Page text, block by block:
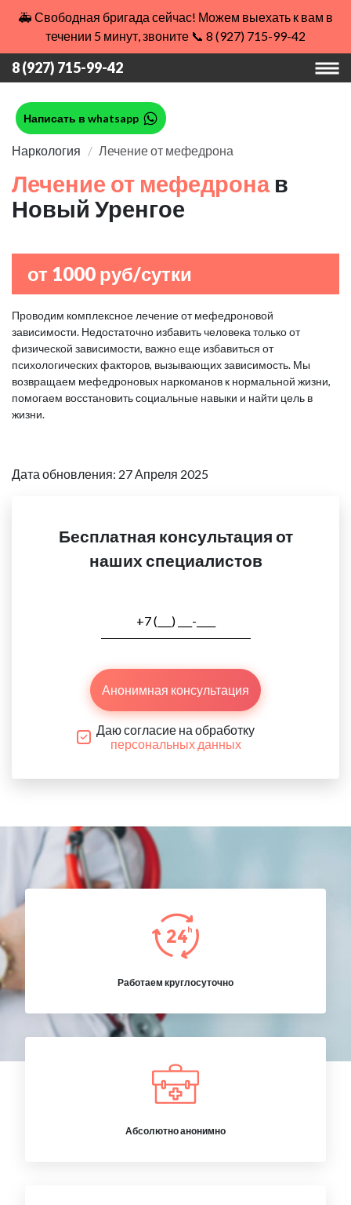
🚑 Свободная бригада сейчас! Можем выехать к вам в
течении 5 минут, звоните 📞 8 (927) 715-99-42
8 (927) 715-99-42
Написать в whatsapp
Наркология Лечение от мефедрона
Лечение от мефедрона в
Новый Уренгое
от 1000 руб/сутки
Проводим комплексное лечение от мефедроновой
зависимости. Недостаточно избавить человека только от
физической зависимости, важно еще избавиться от
психологических факторов, вызывающих зависимость. Мы
возвращаем мефедроновых наркоманов к нормальной жизни,
помогаем восстановить социальные навыки и найти цель в
жизни.
Дата обновления: 27 Апреля 2025
Бесплатная консультация от
наших специалистов
Анонимная консультация
Даю согласие на обработку
персональных данных
Работаем круглосуточно
Абсолютно анонимно